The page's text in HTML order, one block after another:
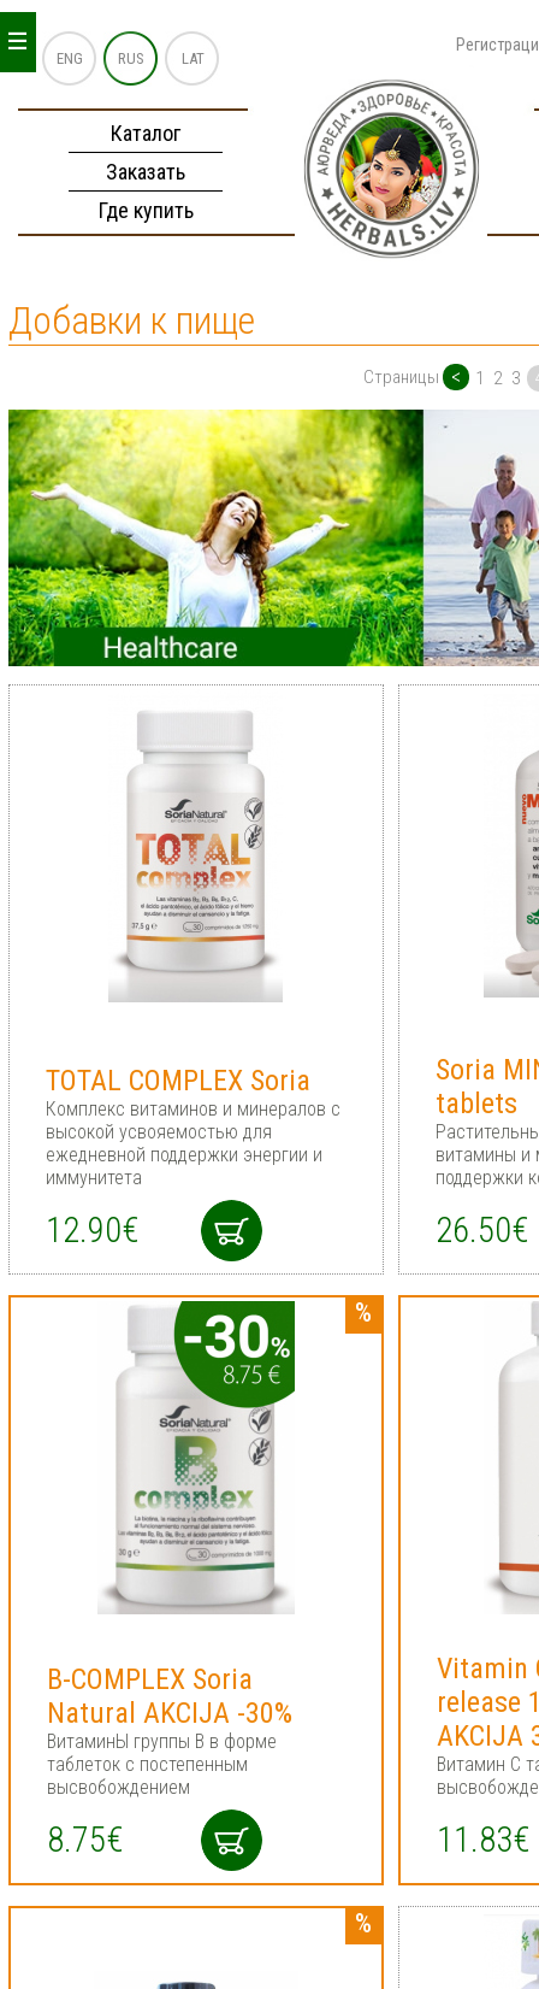
ENG RUS LAT
Каталог
Заказать
Где купить
_
_
_
Добавки к пище
Страницы < 1 2 3
TOTAL COMPLEX Soria
Комплекс витаминов и минералов с
высокой усвояемостью для
ежедневной поддержки энергии и
иммунитета
12.90€
Soria
tablets
витамины и
поддержки
26.50€
B-COMPLEX Soria
Natural AKCIJA -30%
ВитаминЫ группы B в форме
таблеток с постепенным
высвобождением
8.75€
Vitamin
release
AKCIJA
Витамин C
11.83€